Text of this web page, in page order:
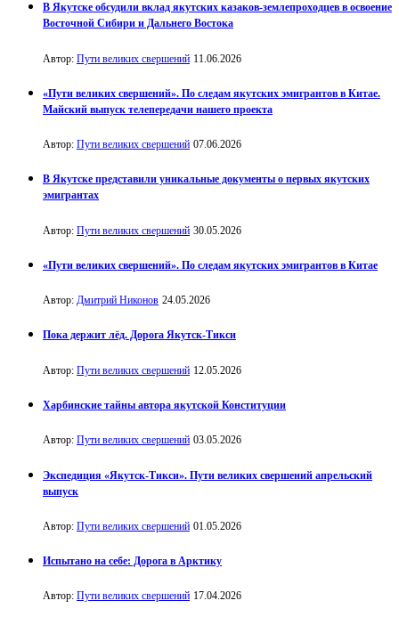
В Якутске обсудили вклад якутских казаков-землепроходцев в освоение
Восточной Сибири и Дальнего Востока
Автор: Пути великих свершений 11.06.2026
«Пути великих свершений». По следам якутских эмигрантов в Китае.
Майский выпуск телепередачи нашего проекта
Автор: Пути великих свершений 07.06.2026
В Якутске представили уникальные документы о первых якутских
эмигрантах
Автор: Пути великих свершений 30.05.2026
«Пути великих свершений». По следам якутских эмигрантов в Китае
Автор: Дмитрий Никонов 24.05.2026
Пока держит лёд. Дорога Якутск-Тикси
Автор: Пути великих свершений 12.05.2026
Харбинские тайны автора якутской Конституции
Автор: Пути великих свершений 03.05.2026
Экспедиция «Якутск-Тикси». Пути великих свершений апрельский
выпуск
Автор: Пути великих свершений 01.05.2026
Испытано на себе: Дорога в Арктику
Автор: Пути великих свершений 17.04.2026